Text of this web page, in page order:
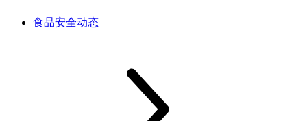
食品安全动态